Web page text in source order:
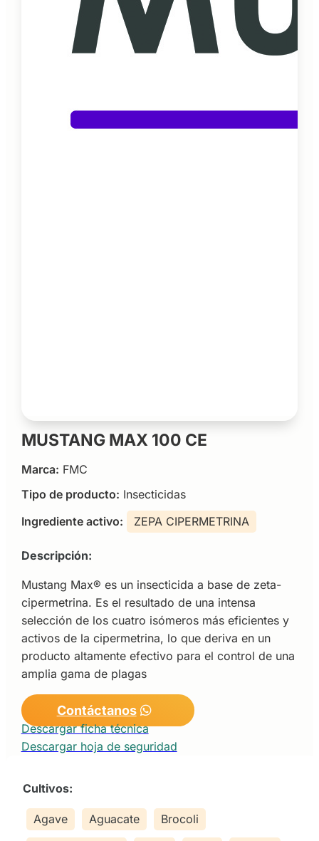
MUSTANG MAX 100 CE
Marca: FMC
Tipo de producto: Insecticidas
Ingrediente activo:
ZEPA CIPERMETRINA
Descripción:
Mustang Max® es un insecticida a base de zeta-
cipermetrina. Es el resultado de una intensa
selección de los cuatro isómeros más eficientes y
activos de la cipermetrina, lo que deriva en un
producto altamente efectivo para el control de una
amplia gama de plagas
Contáctanos
Descargar ficha técnica
Descargar hoja de seguridad
Cultivos:
Agave Aguacate Brocoli